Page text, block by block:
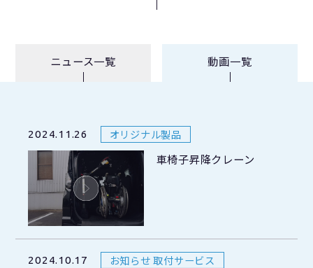
ニュース一覧 動画一覧
2024.11.26 オリジナル製品
車椅子昇降クレーン
2024.10.17 お知らせ 取付サービス